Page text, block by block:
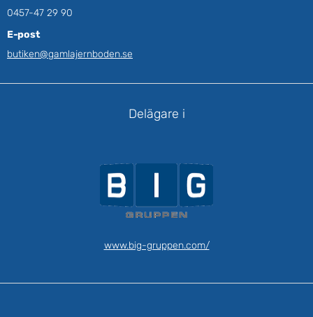
0457-47 29 90
E-post
butiken@gamlajernboden.se
Delägare i
www.big-gruppen.com/